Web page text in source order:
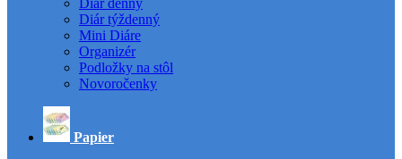
Diár denný
Diár týždenný
Mini Diáre
Organizér
Podložky na stôl
Novoročenky
Papier